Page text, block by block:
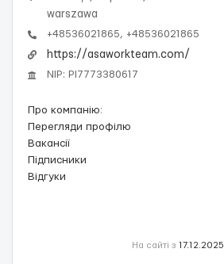
warszawa
+48536021865, +48536021865
https://asaworkteam.com/
NIP: Pl7773380617
Про компанію:
Перегляди профілю
Вакансії
Підписники
Відгуки
На сайті з 17.12.2025